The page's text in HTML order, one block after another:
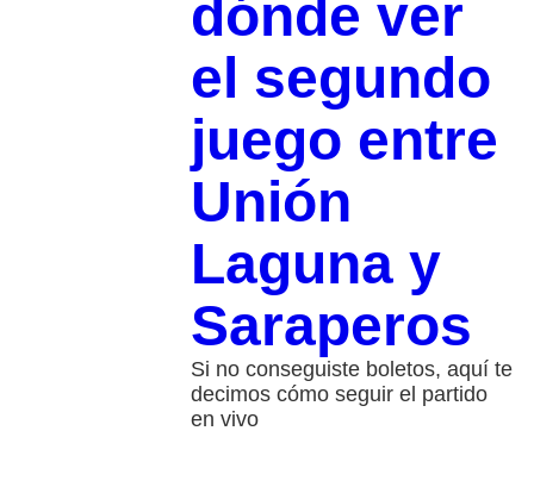
dónde ver
el segundo
juego entre
Unión
Laguna y
Saraperos
Si no conseguiste boletos, aquí te
decimos cómo seguir el partido
en vivo